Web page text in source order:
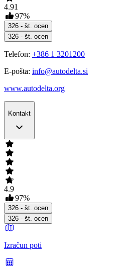
4.91
97%
326 - št. ocen
326 - št. ocen
Telefon: +386 1 3201200
E-pošta: info@autodelta.si
www.autodelta.org
Kontakt
4.9
97%
326 - št. ocen
326 - št. ocen
Izračun poti